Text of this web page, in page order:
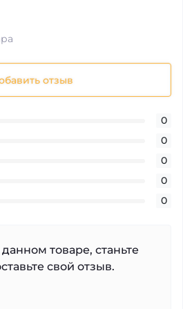
отзыв
0
0
0
0
0
товаре, станьте
свой отзыв.